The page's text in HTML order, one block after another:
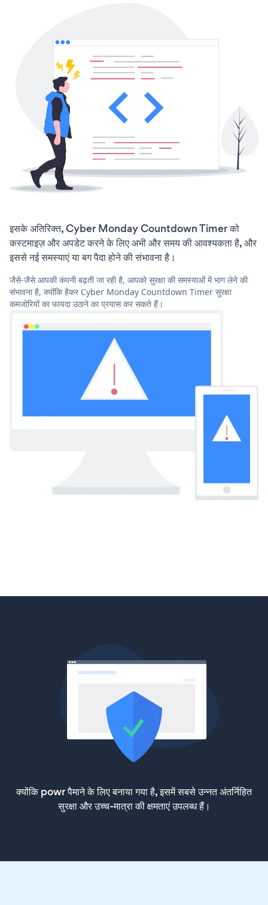
इसके अतिरिक्त, Cyber Monday Countdown Timer को
कस्टमाइज़ और अपडेट करने के लिए अभी और समय की आवश्यकता है, और
इससे नई समस्याएं या बग पैदा होने की संभावना है।
जैसे-जैसे आपकी कंपनी बढ़ती जा रही है, आपको सुरक्षा की समस्याओं में भाग लेने की
संभावना है, क्योंकि हैकर Cyber Monday Countdown Timer सुरक्षा
कमजोरियों का फायदा उठाने का प्रयास कर सकते हैं।
क्योंकि powr पैमाने के लिए बनाया गया है, इसमें सबसे उन्नत अंतर्निहित
सुरक्षा और उच्च-मात्रा की क्षमताएं उपलब्ध हैं।